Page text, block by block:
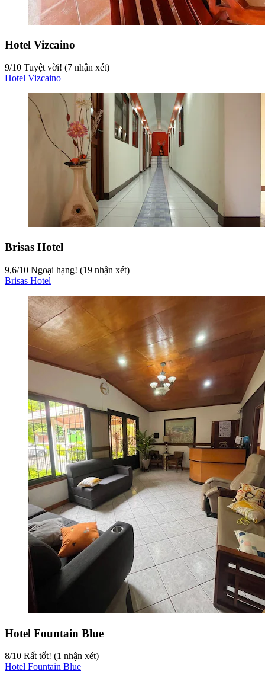
Hotel Vizcaino
9/10 Tuyệt vời! (7 nhận xét)
Hotel Vizcaino
Brisas Hotel
9,6/10 Ngoại hạng! (19 nhận xét)
Brisas Hotel
Hotel Fountain Blue
8/10 Rất tốt! (1 nhận xét)
Hotel Fountain Blue